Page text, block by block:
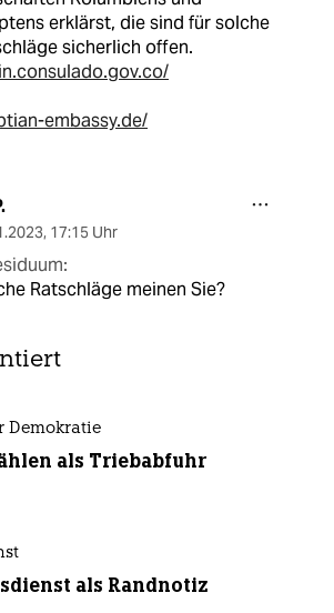
erklärst, die sind für solche
sicherlich offen.
embassy.de/
, 17:15 Uhr
Ratschläge meinen Sie?
Demokratie
als Triebabfuhr
als Randnotiz